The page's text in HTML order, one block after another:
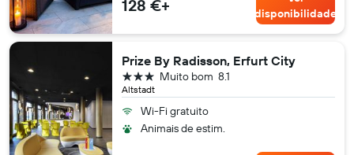
128 €+
disponibilidade
Prize By Radisson, Erfurt City
Altstadt
8.1
Muito bom
3 estrelas
Wi-Fi gratuito
Animais de estim.